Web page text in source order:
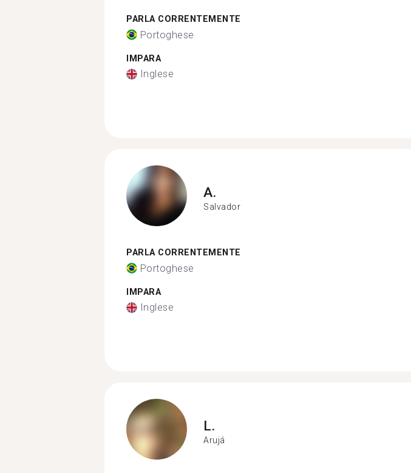
PARLA CORRENTEMENTE
Portoghese
IMPARA
Inglese
A.
Salvador
PARLA CORRENTEMENTE
Portoghese
IMPARA
Inglese
L.
Arujá